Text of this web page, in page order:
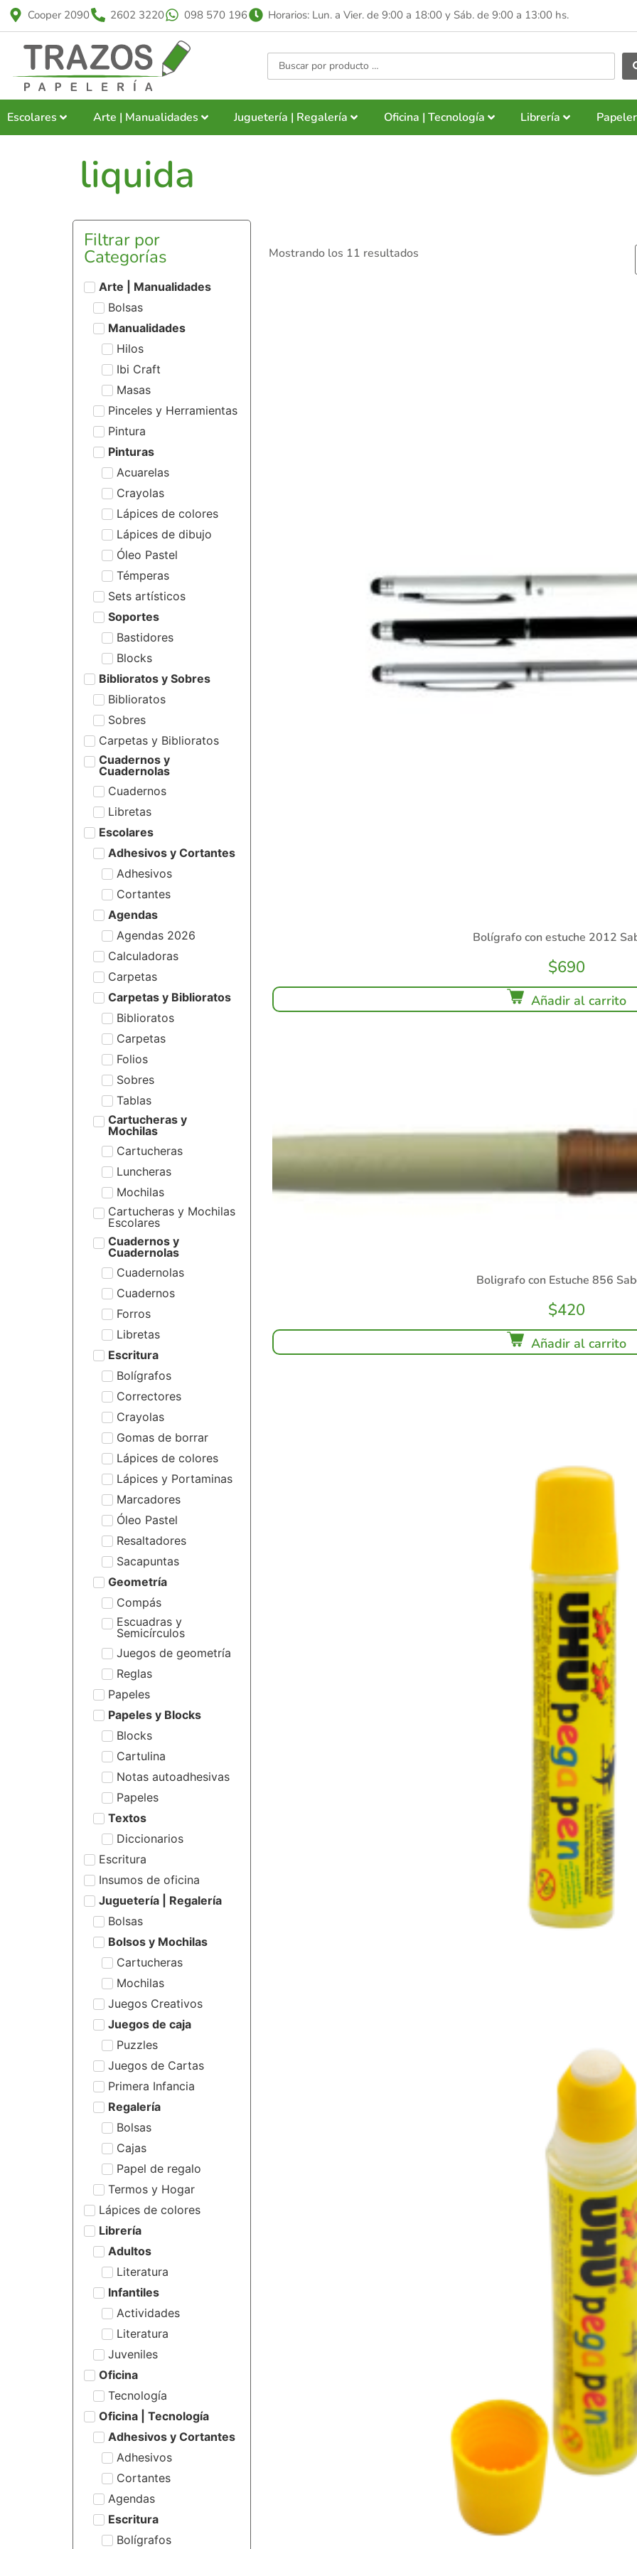
Cooper 2090 2602 3220 098 570 196 Horarios: Lun. a Vier. de 9:00 a 18:00 y Sáb. de 9:00 a 13:00 hs.
Escolares Arte | Manualidades Juguetería | Regalería Oficina | Tecnología Librería
liquida
Filtrar por
Categorías
Arte | Manualidades
Bolsas
Manualidades
Hilos
Ibi Craft
Masas
Pinceles y Herramientas
Pintura
Pinturas
Acuarelas
Crayolas
Lápices de colores
Lápices de dibujo
Óleo Pastel
Témperas
Sets artísticos
Soportes
Bastidores
Blocks
Biblioratos y Sobres
Biblioratos
Sobres
Carpetas y Biblioratos
Cuadernos y
Cuadernolas
Cuadernos
Libretas
Escolares
Adhesivos y Cortantes
Adhesivos
Cortantes
Agendas
Agendas 2026
Calculadoras
Carpetas
Carpetas y Biblioratos
Biblioratos
Carpetas
Folios
Sobres
Tablas
Cartucheras y
Mochilas
Cartucheras
Luncheras
Mochilas
Cartucheras y Mochilas
Escolares
Cuadernos y
Cuadernolas
Cuadernolas
Cuadernos
Forros
Libretas
Escritura
Bolígrafos
Correctores
Crayolas
Gomas de borrar
Lápices de colores
Lápices y Portaminas
Marcadores
Óleo Pastel
Resaltadores
Sacapuntas
Geometría
Compás
Escuadras y
Semicírculos
Juegos de geometría
Reglas
Papeles
Papeles y Blocks
Blocks
Cartulina
Notas autoadhesivas
Papeles
Textos
Diccionarios
Escritura
Insumos de oficina
Juguetería | Regalería
Bolsas
Bolsos y Mochilas
Cartucheras
Mochilas
Juegos Creativos
Juegos de caja
Puzzles
Juegos de Cartas
Primera Infancia
Regalería
Bolsas
Cajas
Papel de regalo
Termos y Hogar
Lápices de colores
Librería
Adultos
Literatura
Infantiles
Actividades
Literatura
Juveniles
Oficina
Tecnología
Oficina | Tecnología
Adhesivos y Cortantes
Adhesivos
Cortantes
Agendas
Escritura
Bolígrafos
Mostrando los 11 resultados
Bolígrafo con estuche 2012
$690
Añadir al carrito
Boligrafo con Estuche 856
$420
Añadir al carrito